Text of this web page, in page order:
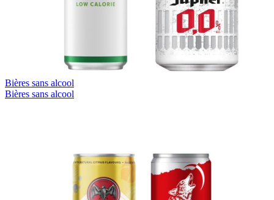
Bières sans alcool
Bières sans alcool